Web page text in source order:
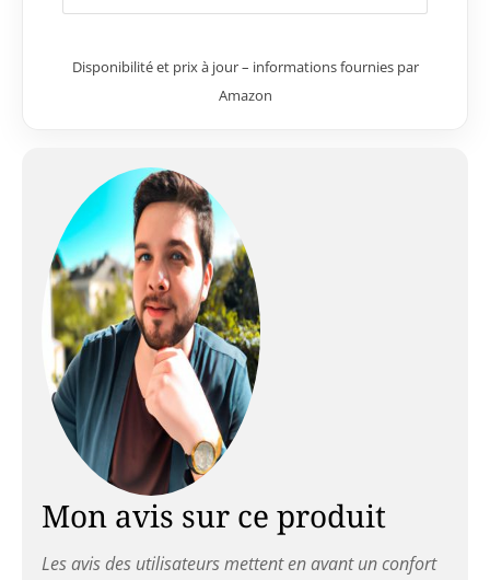
Disponibilité et prix à jour – informations fournies par
Amazon
Mon avis sur ce produit
Les avis des utilisateurs mettent en avant un confort